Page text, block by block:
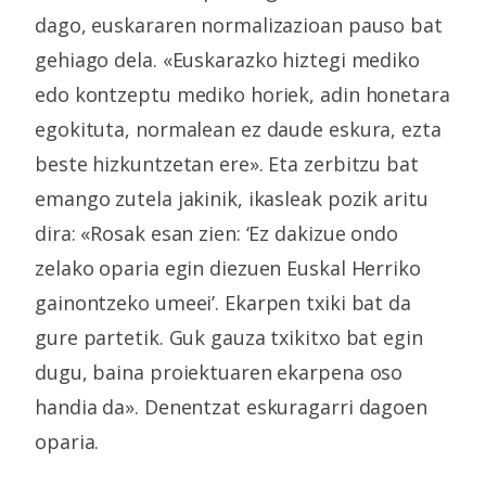
dago, euskararen normalizazioan pauso bat
gehiago dela. «Euskarazko hiztegi mediko
edo kontzeptu mediko horiek, adin honetara
egokituta, normalean ez daude eskura, ezta
beste hizkuntzetan ere». Eta zerbitzu bat
emango zutela jakinik, ikasleak pozik aritu
dira: «Rosak esan zien: ‘Ez dakizue ondo
zelako oparia egin diezuen Euskal Herriko
gainontzeko umeei’. Ekarpen txiki bat da
gure partetik. Guk gauza txikitxo bat egin
dugu, baina proiektuaren ekarpena oso
handia da». Denentzat eskuragarri dagoen
oparia.